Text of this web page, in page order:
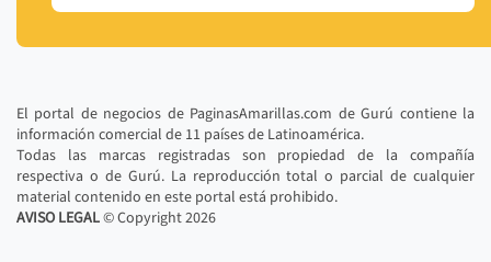
El portal de negocios de PaginasAmarillas.com de Gurú contiene la
información comercial de 11 países de Latinoamérica.
Todas las marcas registradas son propiedad de la compañía
respectiva o de Gurú. La reproducción total o parcial de cualquier
material contenido en este portal está prohibido.
AVISO LEGAL© Copyright2026